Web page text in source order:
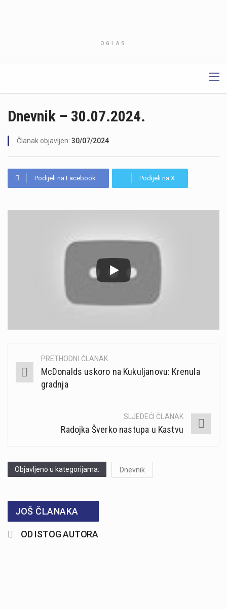
OGLAS
Dnevnik – 30.07.2024.
Članak objavljen: 30/07/2024
Podijeli na Facebook Podijeli na X
Post
navigation
PRETHODNI ČLANAK
McDonalds uskoro na Kukuljanovu: Krenula
gradnja
SLJEDEĆI ČLANAK
Radojka Šverko nastupa u Kastvu
Objavljeno u kategorijama: Dnevnik
JOŠ ČLANAKA
OD ISTOG AUTORA